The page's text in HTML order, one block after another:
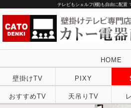
テレビもシェルフ(棚)も自由に配置
HOME
壁掛けTV PIXY
おすすめTV 天吊りTV